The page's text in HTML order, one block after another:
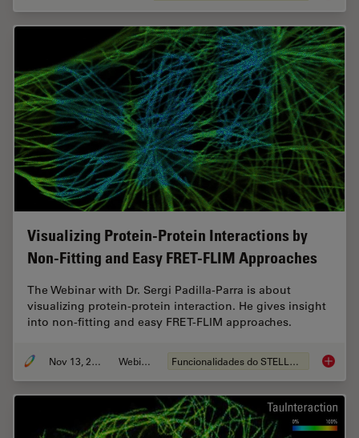
Visualizing Protein-Protein Interactions by
Non-Fitting and Easy FRET-FLIM Approaches
The Webinar with Dr. Sergi Padilla-Parra is about
visualizing protein-protein interaction. He gives insight
into non-fitting and easy FRET-FLIM approaches.
Nov 13, 2022 Webinar Funcionalidades do STELLARIS